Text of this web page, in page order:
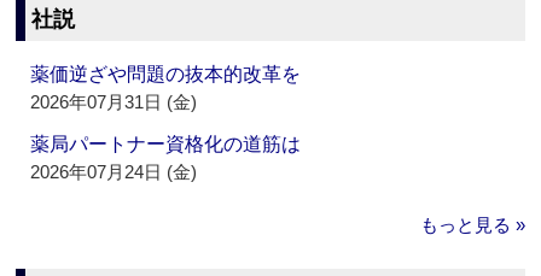
社説
薬価逆ざや問題の抜本的改革を
2026年07月31日 (金)
薬局パートナー資格化の道筋は
2026年07月24日 (金)
もっと見る »